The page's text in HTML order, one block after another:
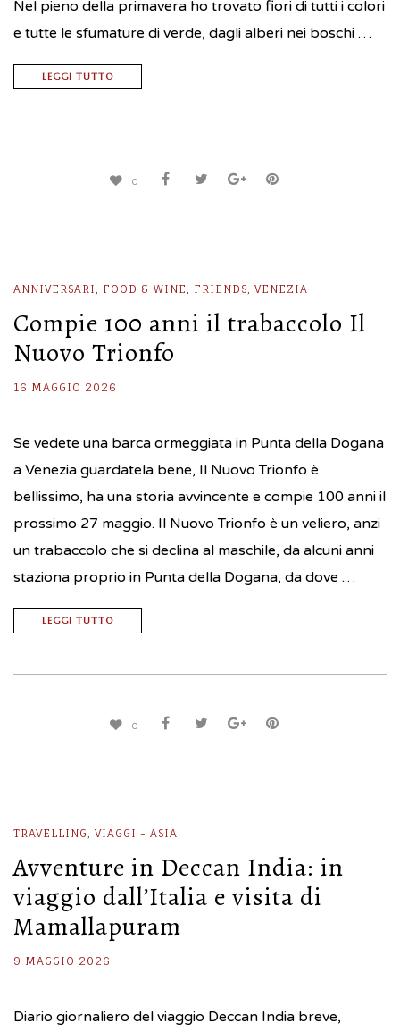
Nel pieno della primavera ho trovato fiori di tutti i colori
e tutte le sfumature di verde, dagli alberi nei boschi …
LEGGI TUTTO
0
ANNIVERSARI , FOOD & WINE , FRIENDS, VENEZIA
Compie 100 anni il trabaccolo Il
Nuovo Trionfo
16 MAGGIO 2026
Se vedete una barca ormeggiata in Punta della Dogana
a Venezia guardatela bene, Il Nuovo Trionfo è
bellissimo, ha una storia avvincente e compie 100 anni il
prossimo 27 maggio. Il Nuovo Trionfo è un veliero, anzi
un trabaccolo che si declina al maschile, da alcuni anni
staziona proprio in Punta della Dogana, da dove …
LEGGI TUTTO
0
TRAVELLING , VIAGGI - ASIA
Avventure in Deccan India: in
viaggio dall’Italia e visita di
Mamallapuram
9 MAGGIO 2026
Diario giornaliero del viaggio Deccan India breve,